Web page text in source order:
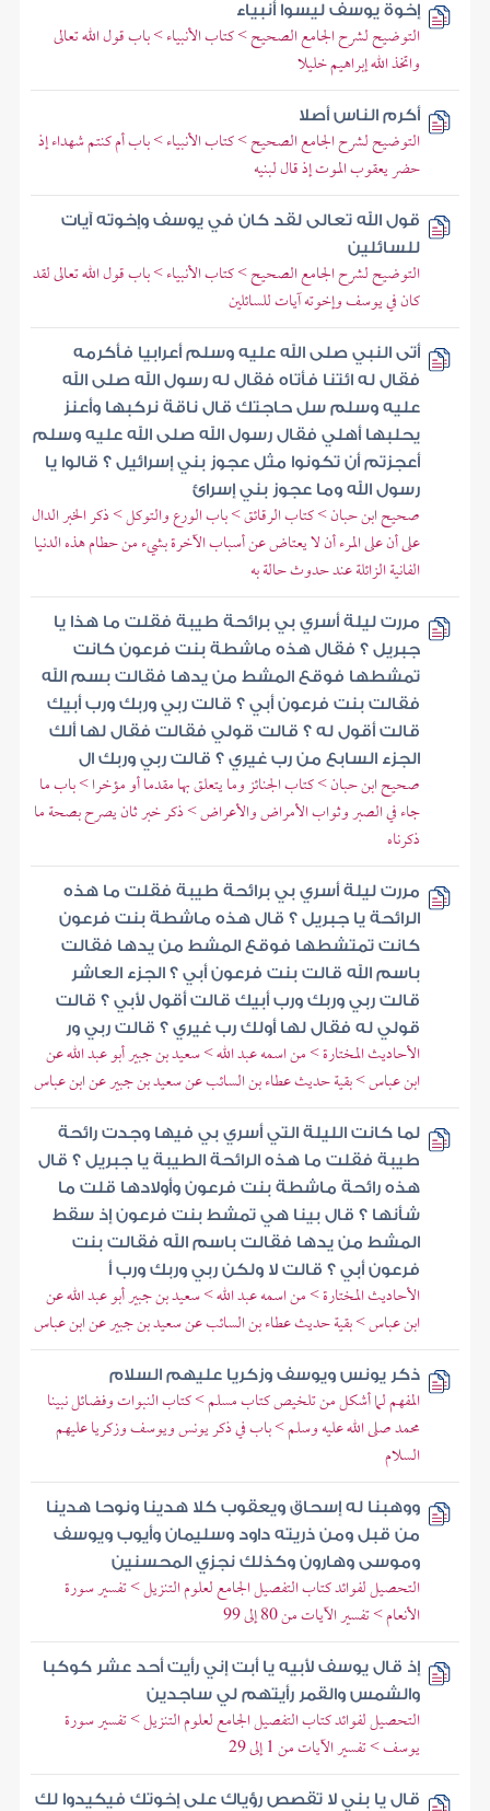
إخوة يوسف ليسوا أنبياء
التوضيح لشرح الجامع الصحيح > كتاب الأنبياء > باب قول الله تعالى
واتخذ الله إبراهيم خليلا
أكرم الناس أصلا
التوضيح لشرح الجامع الصحيح > كتاب الأنبياء > باب أم كنتم شهداء إذ
حضر يعقوب الموت إذ قال لبنيه
قول الله تعالى لقد كان في يوسف وإخوته آيات
للسائلين
التوضيح لشرح الجامع الصحيح > كتاب الأنبياء > باب قول الله تعالى لقد
كان في يوسف وإخوته آيات للسائلين
أتى النبي صلى الله عليه وسلم أعرابيا فأكرمه
فقال له ائتنا فأتاه فقال له رسول الله صلى الله
عليه وسلم سل حاجتك قال ناقة نركبها وأعنز
يحلبها أهلي فقال رسول الله صلى الله عليه وسلم
أعجزتم أن تكونوا مثل عجوز بني إسرائيل ؟ قالوا يا
رسول الله وما عجوز بني إسرائ
صحيح ابن حبان > كتاب الرقائق > باب الورع والتوكل > ذكر الخبر الدال
على أن على المرء أن لا يعتاض عن أسباب الآخرة بشيء من حطام هذه الدنيا
الفانية الزائلة عند حدوث حالة به
مررت ليلة أسري بي برائحة طيبة فقلت ما هذا يا
جبريل ؟ فقال هذه ماشطة بنت فرعون كانت
تمشطها فوقع المشط من يدها فقالت بسم الله
فقالت بنت فرعون أبي ؟ قالت ربي وربك ورب أبيك
قالت أقول له ؟ قالت قولي فقالت فقال لها ألك
الجزء السابع من رب غيري ؟ قالت ربي وربك ال
صحيح ابن حبان > كتاب الجنائز وما يتعلق بها مقدما أو مؤخرا > باب ما
جاء في الصبر وثواب الأمراض والأعراض > ذكر خبر ثان يصرح بصحة ما
ذكرناه
مررت ليلة أسري بي برائحة طيبة فقلت ما هذه
الرائحة يا جبريل ؟ قال هذه ماشطة بنت فرعون
كانت تمتشطها فوقع المشط من يدها فقالت
باسم الله قالت بنت فرعون أبي ؟ الجزء العاشر
قالت ربي وربك ورب أبيك قالت أقول لأبي ؟ قالت
قولي له فقال لها أولك رب غيري ؟ قالت ربي ور
الأحاديث المختارة > من اسمه عبد الله > سعيد بن جبير أبو عبد الله عن
ابن عباس > بقية حديث عطاء بن السائب عن سعيد بن جبير عن ابن عباس
لما كانت الليلة التي أسري بي فيها وجدت رائحة
طيبة فقلت ما هذه الرائحة الطيبة يا جبريل ؟ قال
هذه رائحة ماشطة بنت فرعون وأولادها قلت ما
شأنها ؟ قال بينا هي تمشط بنت فرعون إذ سقط
المشط من يدها فقالت باسم الله فقالت بنت
فرعون أبي ؟ قالت لا ولكن ربي وربك ورب أ
الأحاديث المختارة > من اسمه عبد الله > سعيد بن جبير أبو عبد الله عن
ابن عباس > بقية حديث عطاء بن السائب عن سعيد بن جبير عن ابن عباس
ذكر يونس ويوسف وزكريا عليهم السلام
المفهم لما أشكل من تلخيص كتاب مسلم > كتاب النبوات وفضائل نبينا
محمد صلى الله عليه وسلم > باب في ذكر يونس ويوسف وزكريا عليهم
السلام
ووهبنا له إسحاق ويعقوب كلا هدينا ونوحا هدينا
من قبل ومن ذريته داود وسليمان وأيوب ويوسف
وموسى وهارون وكذلك نجزي المحسنين
التحصيل لفوائد كتاب التفصيل الجامع لعلوم التنزيل > تفسير سورة
الأنعام > تفسير الآيات من 80 إلى 99
إذ قال يوسف لأبيه يا أبت إني رأيت أحد عشر كوكبا
والشمس والقمر رأيتهم لي ساجدين
التحصيل لفوائد كتاب التفصيل الجامع لعلوم التنزيل > تفسير سورة
يوسف > تفسير الآيات من 1 إلى 29
قال يا بني لا تقصص رؤياك على إخوتك فيكيدوا لك